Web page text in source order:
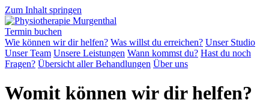
Zum Inhalt springen
Termin buchen
Wie können wir dir helfen? Was willst du erreichen? Unser Studio
Unser Team Unsere Leistungen Wann kommst du? Hast du noch
Fragen? Übersicht aller Behandlungen Über uns
Womit können wir dir helfen?